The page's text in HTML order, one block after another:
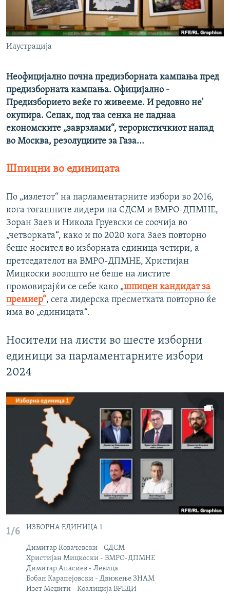
РСЕ веб страници
Илустрација
Неофицијално почна предизборната кампања пред
предизборната кампања. Официјално -
Предизборието веќе го живееме. И редовно не'
окупира. Сепак, под таа сенка не паднаа
економските „заврзлами“, терористичкиот напад
во Москва, резолуциите за Газа...
Шпицни во единицата
По „излетот“ на парламентарните избори во 2016,
кога тогашните лидери на СДСМ и ВМРО-ДПМНЕ,
Зоран Заев и Никола Груевски се соочија во
„четворката“, како и по 2020 кога Заев повторно
беше носител во изборната единица четири, а
претседателот на ВМРО-ДПМНЕ, Христијан
Мицкоски воопшто не беше на листите
промовирајќи се себе како „шпицен кандидат за
премиер“, сега лидерска пресметката повторно ќе
има во „единицата“.
Носители на листи во шесте изборни
единици за парламентарните избори
2024
1/6 ИЗБОРНА ЕДИНИЦА 1
Димитар Ковачевски - СДСМ
Христијан Мицкоски - ВМРО-ДПМНЕ
Димитар Апасиев - Левица
Бобан Карапејовски - Движење ЗНАМ
Изет Меџити - Коалиција ВРЕДИ